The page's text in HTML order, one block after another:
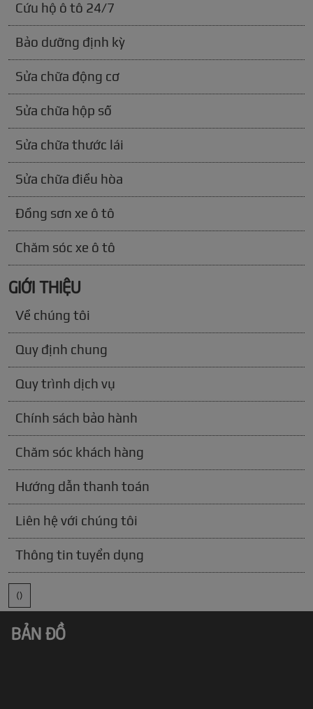
Cứu hộ ô tô 24/7
Bảo dưỡng định kỳ
Sửa chữa động cơ
Sửa chữa hộp số
Sửa chữa thước lái
Sửa chữa điều hòa
Đồng sơn xe ô tô
Chăm sóc xe ô tô
GIỚI THIỆU
Về chúng tôi
Quy định chung
Quy trình dịch vụ
Chính sách bảo hành
Chăm sóc khách hàng
Hướng dẫn thanh toán
Liên hệ với chúng tôi
Thông tin tuyển dụng
()
BẢN ĐỒ